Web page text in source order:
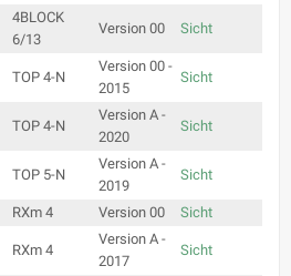
4BLOCK
6/13
Version 00 Sicht
TOP 4-N
Version 00 -
2015
Sicht
TOP 4-N
Version A -
2020
Sicht
TOP 5-N
Version A -
2019
Sicht
RXm 4 Version 00 Sicht
RXm 4
Version A -
2017
Sicht